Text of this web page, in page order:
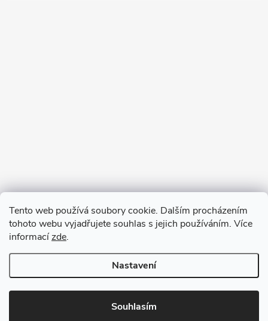
Tento web používá soubory cookie. Dalším procházením
tohoto webu vyjadřujete souhlas s jejich používáním. Více
informacízde.
Nastavení
Souhlasím
Copyright 2026VV DESIGN. Všechna práva vyhrazena.Upravit
nastavení cookies